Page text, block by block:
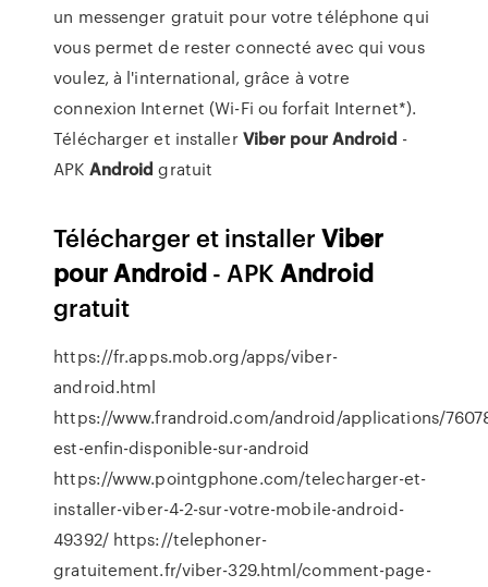
un messenger gratuit pour votre téléphone qui
vous permet de rester connecté avec qui vous
voulez, à l'international, grâce à votre
connexion Internet (Wi-Fi ou forfait Internet*).
Télécharger et installerViber pour Android -
APK Android gratuit
Télécharger et installerViber
pourAndroid - APKAndroid
gratuit
https://fr.apps.mob.org/apps/viber-
android.html
https://www.frandroid.com/android/applications/
est-enfin-disponible-sur-android
https://www.pointgphone.com/telecharger-et-
installer-viber-4-2-sur-votre-mobile-android-
49392/ https://telephoner-
gratuitement.fr/viber-329.html/comment-page-